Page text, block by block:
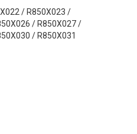
/ R850X023 /
/ R850X027 /
/ R850X031